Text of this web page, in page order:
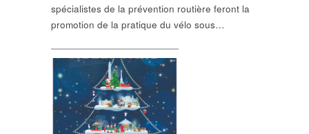
spécialistes de la prévention routière feront la
promotion de la pratique du vélo sous…